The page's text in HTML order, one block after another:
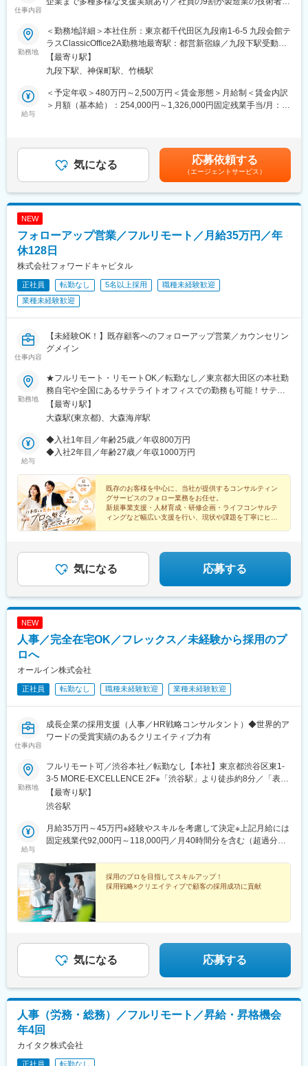
研修では1か月半～2か月の期間にて当社独自の分析方法を習得し
ていただくため、分析で使用するSQLというデータベース言語の
習得、データ可視化ツール（tableau）の習得を目指し研修を受け
ていただきます。
プロジェクトへのアサインとなります。
・BIツール（Tableau）を活用したデータの可視化 等
■チーム内コミュニケーションについて
情報交換の場としてチーム内でシェア会を実施しています。直近
て情報交換を行い、相互の業務状況を理解したり、知識を深める
場として活用されています。
■配属組織構成
ディレクター含め合計15名、平均年齢は約33歳です。チームリー
ダーは前職化学系メーカーの研究職。その他、理系学部や大学
院、研究開発職出身者が活躍中です。
仕事内容
■募集背景：
当社では、PLM（Product Lifecycle Management）の導入を単な
るシステム実装と捉えるのではなく、製造業のお客様のビジネス
変革の触媒として位置づけています。多くのコンサルティングフ
ァームがシステム側かビジネス側のどちらかに偏重する中、私た
ちは「業務とシステムの二刀流」のアプローチでクライアントの
真の課題解決を実現します。ビジネスプロセス改革とテクノロジ
■業務内容：
・クライアントの製品開発プロセスと情報伝達の現状調査とあり
業務プロセス変革推進
・クライアント特有の競争優位性を強化するカスタム機能開発の
定義・支援
・PLM定着・活用促進のためのチェンジマネジメント支援
■当社について：
当社は、製造業向けに特化したコンサルティング会社です。製造
と、新製品開発や新規生産設備導入等製造業におけるプロジェク
トマネジメントサービスを提供するPM事業を展開しています。当
変更の範囲：会社の定める業務
勤務地
＜勤務地詳細＞本社住所：東京都千代田区九段南1-6-5 九段会館テ
ラスClassicOffice2A勤務地最寄駅：都営新宿線／九段下駅受動喫
煙対策：屋内全面禁煙変更の範囲：会社の定める事業所（リモー
トワーク含む）
【最寄り駅】
九段下駅、神保町駅、竹橋駅
給与
＜予定年収＞480万円～2,500万円＜賃金形態＞月給制＜賃金内訳
＞月額（基本給）：254,000円～1,326,000円固定残業手当/月：
当社基準により待遇を決定するが、待遇については応相談・人事
評価に基づき年１回の報酬見直し（4月）・業績により年2回賞与
支給 （2023年実績、2.0か月支給）・別途決算賞与あり（2023年
実績、1.0か月支給）賃金はあくまでも目安の金額であり、選考を
通じて上下する可能性があります。月給(月額)は固定手当を含めた
気になる 応募依頼する
（エージェントサービス）
NEW
フォローアップ営業／フルリモート／月給35万円／年
休128日
株式会社フォワードキャピタル
正社員 転勤なし 5名以上採用
職種未経験歓迎
業種未経験歓迎
仕事内容
【未経験OK！】既存顧客へのフォローアップ営業／カウンセリン
グメイン
勤務地
★フルリモート・リモートOK／転勤なし／東京都大田区の本社勤
務自宅や全国にあるサテライトオフィスでの勤務も可能！サテラ
イトオフィスは駅から徒歩5分ほどの立地で好アクセス！好きな場
所を選んで、自由にテレワークもできます。居住はどこでもOK！
【最寄り駅】
大森駅(東京都)、大森海岸駅
給与
◆入社1年目／年齢25歳／年収800万円
◆入社2年目／年齢27歳／年収1000万円
既存のお客様を中心に、当社が提供するコンサルティン
グサービスのフォロー業務をお任せ。
新規事業支援・人材育成・研修企画・ライフコンサルテ
ィングなど幅広い支援を行い、現状や課題を丁寧にヒア
気になる 応募する
NEW
人事／完全在宅OK／フレックス／未経験から採用のプ
ロへ
オールイン株式会社
正社員 転勤なし 職種未経験歓迎 業種未経験歓迎
仕事内容
成長企業の採用支援（人事／HR戦略コンサルタント）◆世界的ア
ワードの受賞実績のあるクリエイティブ力有
勤務地
フルリモート可／渋谷本社／転勤なし【本社】東京都渋谷区東1-
3-5 MORE-EXCELLENCE 2F※「渋谷駅」より徒歩約8分／「表参
道駅」より徒歩約10分
【最寄り駅】
渋谷駅
給与
月給35万円～45万円※経験やスキルを考慮して決定※上記月給には
固定残業代92,000円～118,000円／月40時間分を含む（超過分は
採用のプロを目指してスキルアップ！
採用戦略×クリエイティブで顧客の採用成功に貢献
気になる 応募する
人事（労務・総務）／フルリモート／昇給・昇格機会
年4回
カイタク株式会社
正社員 転勤なし